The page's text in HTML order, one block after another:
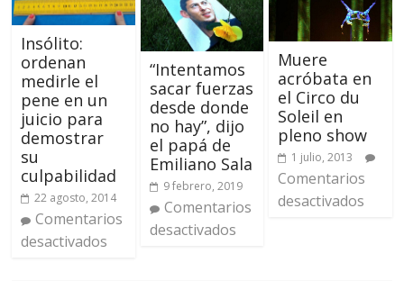
Insólito:
ordenan
medirle el
pene en un
juicio para
demostrar
su
culpabilidad
22 agosto, 2014
Comentarios
desactivados
“Intentamos
sacar fuerzas
desde donde
no hay”, dijo
el papá de
Emiliano Sala
9 febrero, 2019
Comentarios
desactivados
Muere
acróbata en
el Circo du
Soleil en
pleno show
1 julio, 2013
Comentarios
desactivados